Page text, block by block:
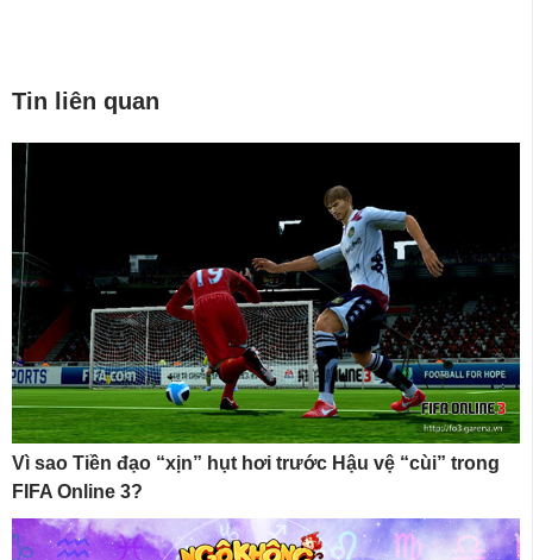
Tin liên quan
Vì sao Tiền đạo “xịn” hụt hơi trước Hậu vệ “cùi” trong
FIFA Online 3?